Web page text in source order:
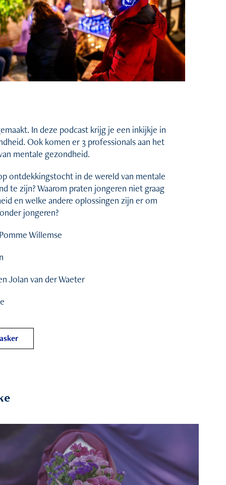
In deze podcast krijg je een inkijkje in
Ook komen er 3 professionals aan het
mentale gezondheid.
ontdekkingstocht in de wereld van mentale
te zijn? Waarom praten jongeren niet graag
en welke andere oplossingen zijn er om
jongeren?
Willemse
Jolan van der Waeter
2019